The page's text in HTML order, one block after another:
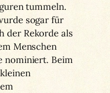
tummeln.
sogar für
der Rekorde als
Menschen
nominiert. Beim